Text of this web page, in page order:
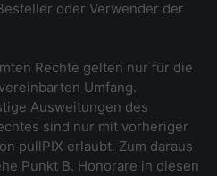
oder Verwender der
Rechte gelten nur für die
Umfang.
Ausweitungen des
sind nur mit vorheriger
pullPIX erlaubt. Zum daraus
Punkt B. Honorare in diesen